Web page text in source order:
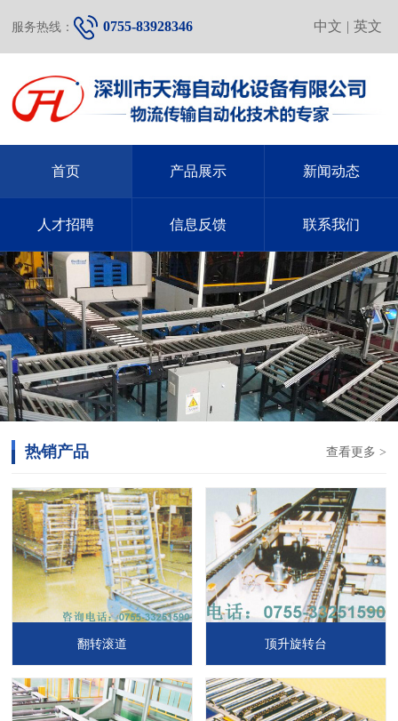
中文 | 英文
服务热线： 0755-83928346
首页 产品展示 新闻动态
人才招聘 信息反馈 联系我们
查看更多 >
热销产品
翻转滚道 顶升旋转台